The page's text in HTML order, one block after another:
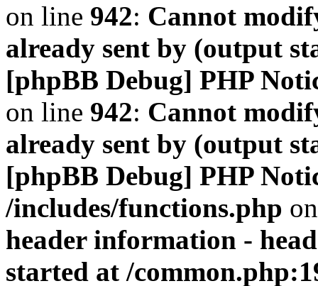
on line 942: Cannot
already sent by (output
[phpBB Debug] PHP
on line 942: Cannot
already sent by (output
[phpBB Debug] PHP
/includes/functions.php
header information -
started at /